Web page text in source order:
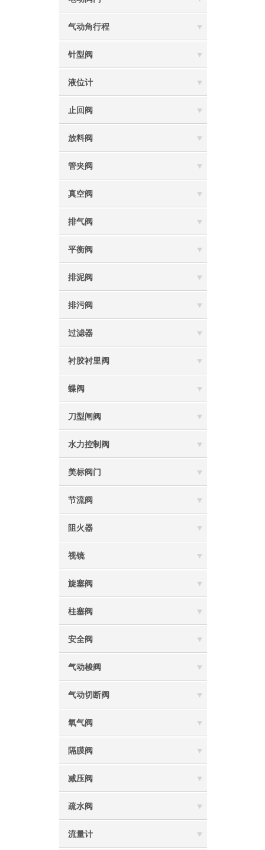
气动角行程
针型阀
液位计
止回阀
放料阀
管夹阀
真空阀
排气阀
平衡阀
排泥阀
排污阀
过滤器
衬胶衬里阀
蝶阀
刀型闸阀
水力控制阀
美标阀门
节流阀
阻火器
视镜
旋塞阀
柱塞阀
安全阀
气动梭阀
气动切断阀
氧气阀
隔膜阀
减压阀
疏水阀
流量计